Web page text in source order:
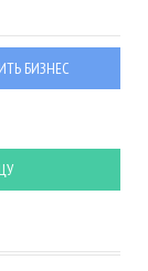
БИЗНЕС